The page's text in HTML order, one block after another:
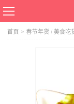
首页 > 春节年货 / 美食吃